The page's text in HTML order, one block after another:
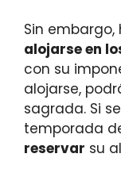
Sin
alojarse en
con su
alojarse,
sagrada. Si
temporada
reservar su